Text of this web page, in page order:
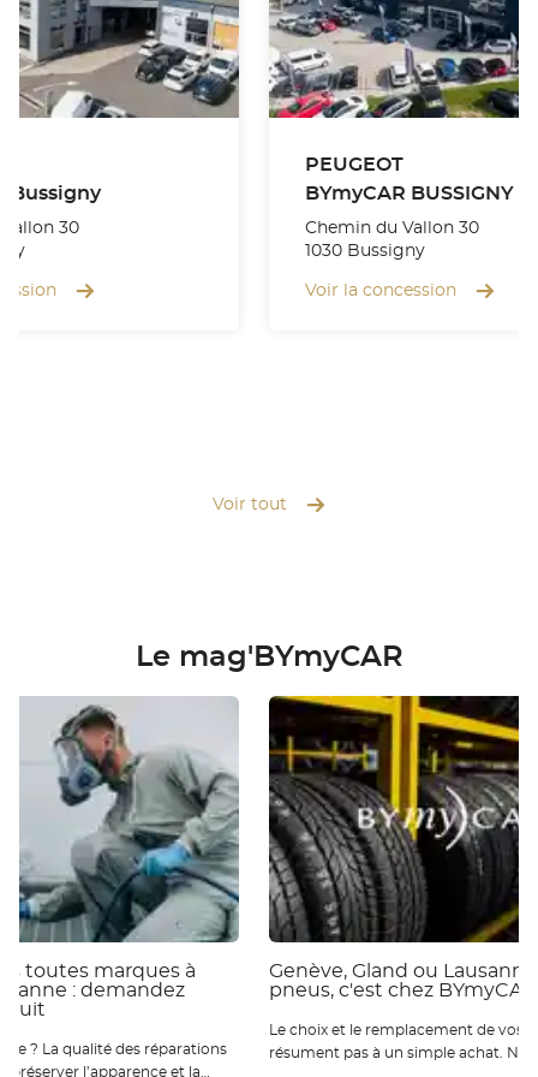
Bussigny
30
PEUGEOT
BYmyCAR BUSSIGNY
Chemin du Vallon 30
1030 Bussigny
Voir la concession
Voir tout
Le mag'BYmyCAR
toutes marques à
: demandez
préserver l’apparence et la
Genève, Gland ou
pneus, c'est chez
Le choix et le remplacement de vos
résument pas à un simple achat.